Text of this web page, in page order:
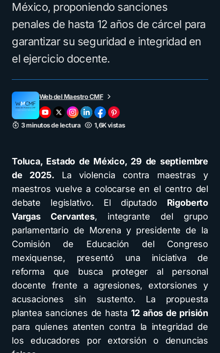
México, proponiendo sanciones
penales de hasta 12 años de cárcel para
garantizar su seguridad e integridad en
el ejercicio docente.
Web del Maestro CMF
3 minutos de lectura 1,6K vistas
Toluca, Estado de México, 29 de septiembre
de 2025. La violencia contra maestras y
maestros vuelve a colocarse en el centro del
debate legislativo. El diputado Rigoberto
Vargas Cervantes, integrante del grupo
parlamentario de Morena y presidente de la
Comisión de Educación del Congreso
mexiquense, presentó una iniciativa de
reforma que busca proteger al personal
docente frente a agresiones, extorsiones y
acusaciones sin sustento. La propuesta
plantea sanciones de hasta 12 años de prisión
para quienes atenten contra la integridad de
los educadores por extorsión o denuncias